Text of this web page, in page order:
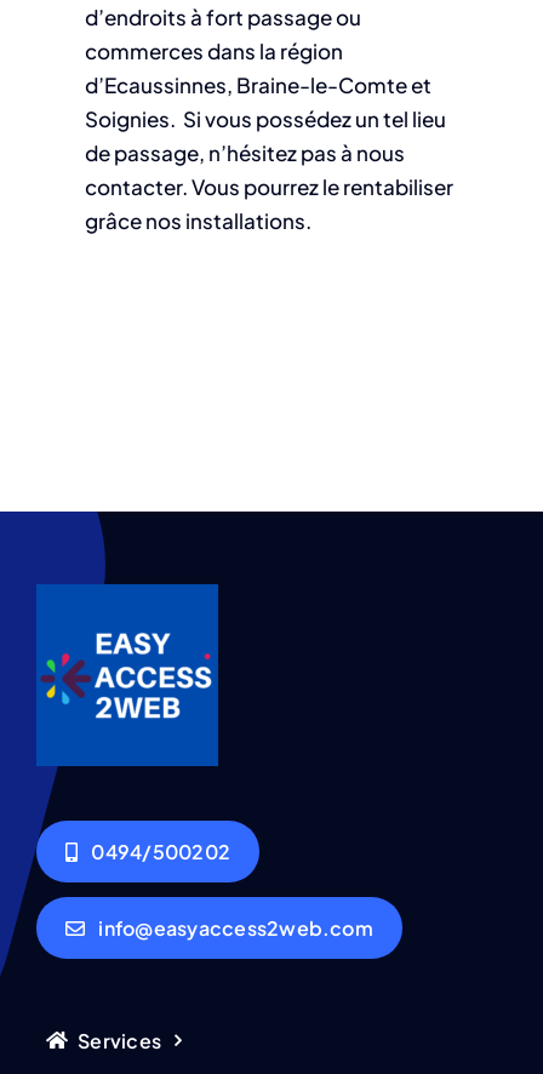
d’endroits à fort passage ou
commerces dans la région
d’Ecaussinnes, Braine-le-Comte et
Soignies. Si vous possédez un tel lieu
de passage, n’hésitez pas à nous
contacter. Vous pourrez le rentabiliser
grâce nos installations.
0494/500202
info@easyaccess2web.com
Services